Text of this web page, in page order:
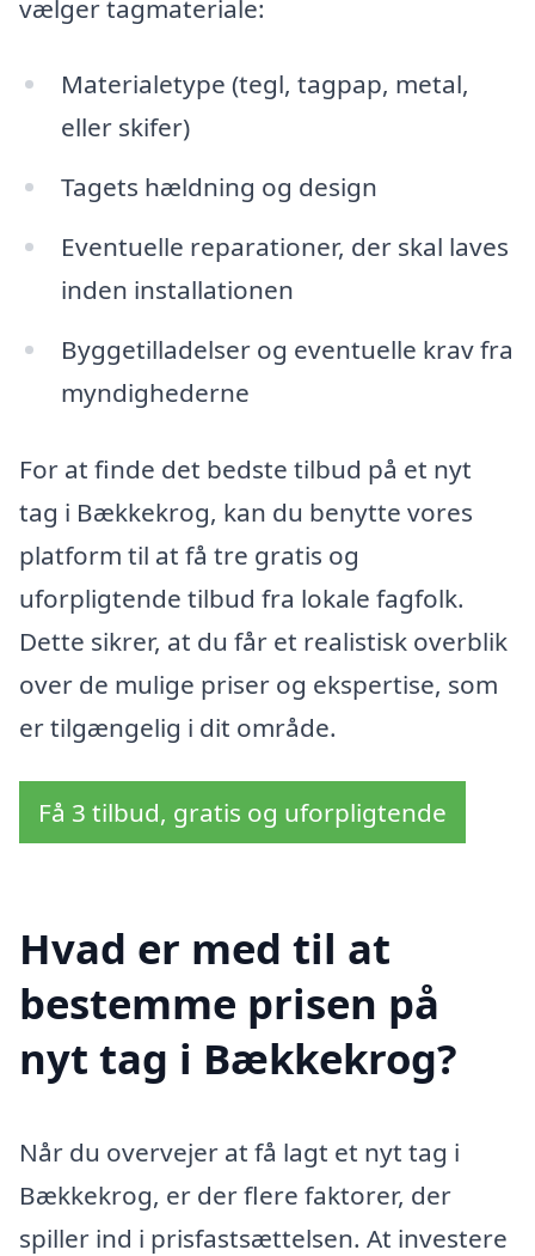
vælger tagmateriale:
Materialetype (tegl, tagpap, metal,
eller skifer)
Tagets hældning og design
Eventuelle reparationer, der skal laves
inden installationen
Byggetilladelser og eventuelle krav fra
myndighederne
For at finde det bedste tilbud på et nyt
tag i Bækkekrog, kan du benytte vores
platform til at få tre gratis og
uforpligtende tilbud fra lokale fagfolk.
Dette sikrer, at du får et realistisk overblik
over de mulige priser og ekspertise, som
er tilgængelig i dit område.
Få 3 tilbud, gratis og uforpligtende
Hvad er med til at
bestemme prisen på
nyt tag i Bækkekrog?
Når du overvejer at få lagt et nyt tag i
Bækkekrog, er der flere faktorer, der
spiller ind i prisfastsættelsen. At investere